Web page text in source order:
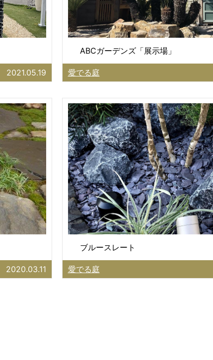
2021.05.19
ABCガーデンズ「展示場」
愛でる庭
2020.03.11
ブルースレート
愛でる庭